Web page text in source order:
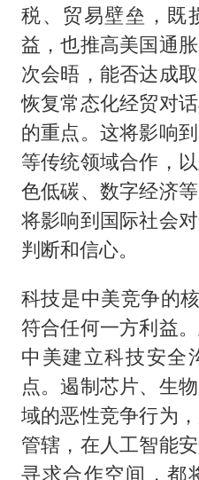
税、贸易壁垒，既
益，也推高美国通
次会晤，能否达成
恢复常态化经贸对
的重点。这将影响
等传统领域合作，
色低碳、数字经济
将影响到国际社会
判断和信心。
科技是中美竞争的
符合任何一方利益
中美建立科技安全
点。遏制芯片、生
域的恶性竞争行为
管辖，在人工智能
寻求合作空间，都